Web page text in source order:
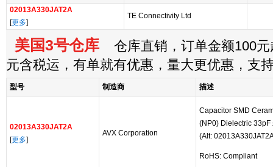
02013A330JAT2A
[更多]
TE Connectivity Ltd
美国3号仓库 仓库直销，订单金额100元
元含税运，有单就有优惠，量大更优惠，支
型号 制造商 描述
02013A330JAT2A
[更多]
AVX Corporation
Capacitor SMD
(NP0) Dielectric 33pF
(Alt:
RoHS: Compliant